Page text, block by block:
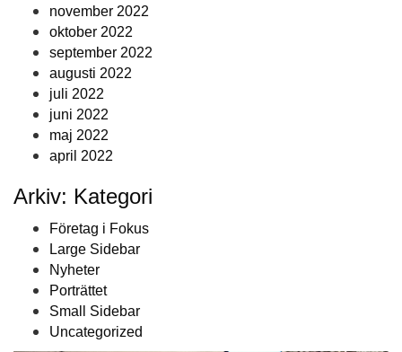
november 2022
oktober 2022
september 2022
augusti 2022
juli 2022
juni 2022
maj 2022
april 2022
Arkiv: Kategori
Företag i Fokus
Large Sidebar
Nyheter
Porträttet
Small Sidebar
Uncategorized